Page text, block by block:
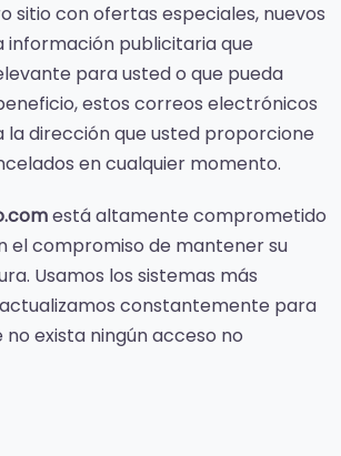
sitio con ofertas especiales, nuevos
publicitaria que
para usted o que pueda
estos correos electrónicos
la dirección que usted proporcione
en cualquier momento.
está altamente comprometido
el compromiso de mantener su
Usamos los sistemas más
constantemente para
exista ningún acceso no